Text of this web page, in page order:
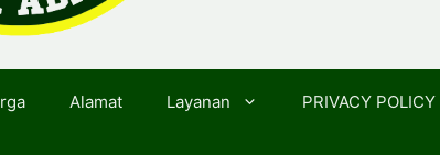
Alamat Layanan PRIVACY POLICY